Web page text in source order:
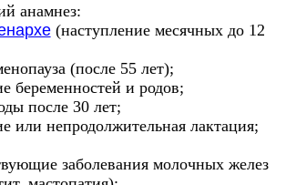
анамнез:
(наступление месячных до 12
(после 55 лет);
и родов;
после 30 лет;
непродолжительная лактация;
заболевания молочных желез